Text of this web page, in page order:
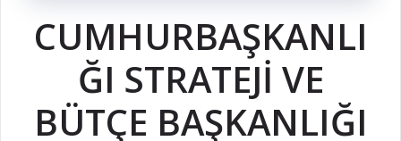
CUMHURBAŞKANLI
ĞI STRATEJİ VE
BÜTÇE BAŞKANLIĞI